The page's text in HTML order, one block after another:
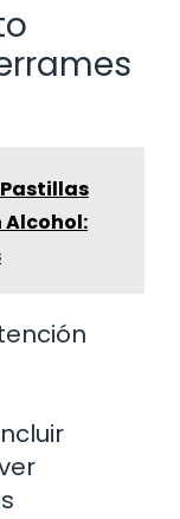
Pastillas
Alcohol: